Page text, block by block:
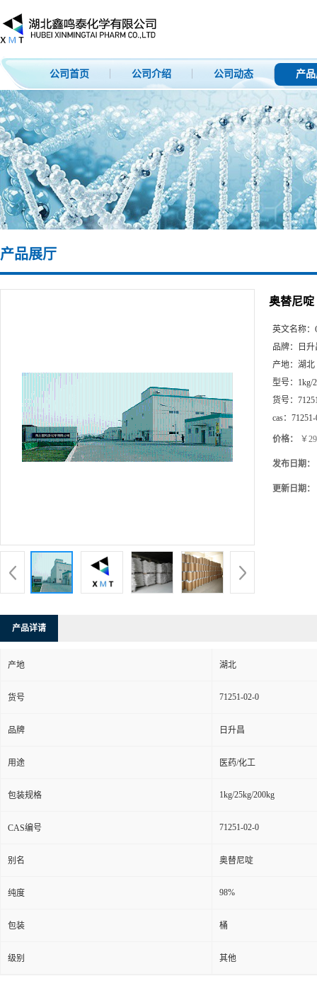
公司首页 公司介绍 公司动态 产
产品展厅
奥替尼啶
英文名称：
品牌：
日
产地： 湖北
型号： 1kg/
货号：
cas：
价格： ￥
发布日期：
更新日期：
产品详请
产地 湖北
货号 71251-02-0
品牌 日升昌
用途 医药/化工
包装规格 1kg/25kg/200kg
CAS编号 71251-02-0
别名 奥替尼啶
纯度 98%
包装 桶
级别 其他